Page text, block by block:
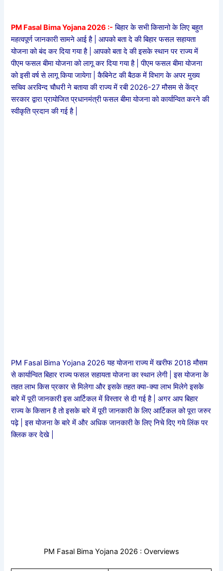
PM Fasal Bima Yojana 2026 :- बिहार के सभी किसानो के लिए बहुत
महत्वपूर्ण जानकारी सामने आई है | आपको बता दे की बिहार फसल सहायता
योजना को बंद कर दिया गया है | आपको बता दे की इसके स्थान पर राज्य में
पीएम फसल बीमा योजना को लागू कर दिया गया है | पीएम फसल बीमा योजना
को इसी वर्ष से लागू किया जायेगा | कैबिनेट की बैठक में विभाग के अपर मुख्य
सचिव अरविन्द चौधरी ने बताया की राज्य में रबी 2026-27 मौसम से केंद्र
सरकार द्वारा प्रायोजित प्रधानमंत्री फसल बीमा योजना को कार्यान्वित करने की
स्वीकृति प्रदान की गई है |
PM Fasal Bima Yojana 2026 यह योजना राज्य में खरीफ 2018 मौसम
से कार्यान्वित बिहार राज्य फसल सहायता योजना का स्थान लेगी | इस योजना के
तहत लाभ किस प्रकार से मिलेगा और इसके तहत क्या-क्या लाभ मिलेगे इसके
बारे में पूरी जानकारी इस आर्टिकल में विस्तार से दी गई है | अगर आप बिहार
राज्य के किसान है तो इसके बारे में पूरी जानकारी के लिए आर्टिकल को पूरा जरुर
पढ़े | इस योजना के बारे में और अधिक जानकारी के लिए निचे दिए गये लिंक पर
क्लिक कर देखे |
PM Fasal Bima Yojana 2026 : Overviews